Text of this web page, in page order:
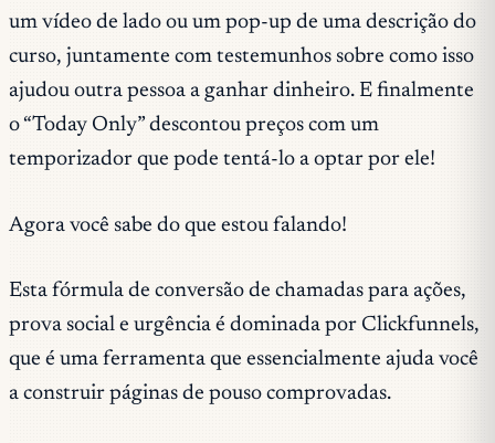
um vídeo de lado ou um pop-up de uma descrição do
curso, juntamente com testemunhos sobre como isso
ajudou outra pessoa a ganhar dinheiro. E finalmente
o “Today Only” descontou preços com um
temporizador que pode tentá-lo a optar por ele!
Agora você sabe do que estou falando!
Esta fórmula de conversão de chamadas para ações,
prova social e urgência é dominada por Clickfunnels,
que é uma ferramenta que essencialmente ajuda você
a construir páginas de pouso comprovadas.